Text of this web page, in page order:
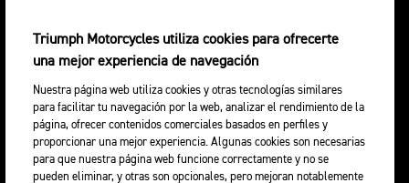
Triumph Motorcycles utiliza cookies para ofrecerte
una mejor experiencia de navegación
Nuestra página web utiliza cookies y otras tecnologías similares
para facilitar tu navegación por la web, analizar el rendimiento de la
página, ofrecer contenidos comerciales basados en perfiles y
proporcionar una mejor experiencia. Algunas cookies son necesarias
para que nuestra página web funcione correctamente y no se
pueden eliminar, y otras son opcionales, pero mejoran notablemente